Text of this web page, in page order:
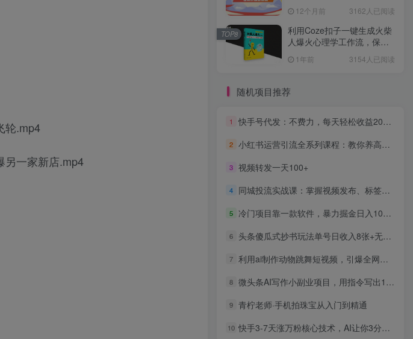
轮.mp4
另一家新店.mp4
12个月前 3162人已阅读
利用Coze扣子一键生成火柴
人爆火心理学工作流，保姆
1年前 3154人已阅读
TOP8
随机项目推荐
1 快手号代发：不费力，每天轻松收益2000+网盘拉新一键托管代发视频
2 小红书运营引流全系列课程：教你养高权重新号
3 视频转发一天100+
4 同城投流实战课：掌握视频发布、标签获取、最小成本投放，ROI提升3倍
5 冷门项目靠一款软件，暴力掘金日入1000＋，小白轻松上手
6 头条傻瓜式抄书玩法单号日收入8张+无脑操作，简单粗暴，小白轻松上手，附保姆级教程
7 利用ai制作动物跳舞短视频，引爆全网，一键生成视频，轻松日入1000＋+
8 微头条AI写作小副业项目，用指令写出10W+爆款微头条，一条龙傻瓜式玩法
9 青柠老师·手机拍珠宝从入门到精通
10 快手3-7天涨万粉核心技术，AI让你3分钟一条视频，有手就行，可矩阵，月入2W